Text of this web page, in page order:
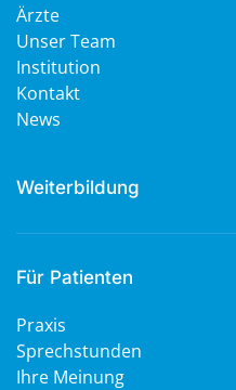
Ärzte
Unser Team
Institution
Kontakt
News
Weiterbildung
Für Patienten
Praxis
Sprechstunden
Ihre Meinung